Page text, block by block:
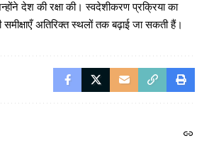
देश की रक्षा की। स्वदेशीकरण प्रक्रिया का
अतिरिक्त स्थलों तक बढ़ाई जा सकती हैं।